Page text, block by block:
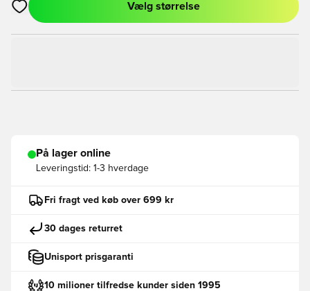
Åbner en Modal til at logge ind eller tilmelde dig som medlem
Vælg størrelse
På lager online
Leveringstid: 1-3 hverdage
Fri fragt ved køb over 699 kr
30 dages returret
Unisport prisgaranti
10 milioner tilfredse kunder siden 1995